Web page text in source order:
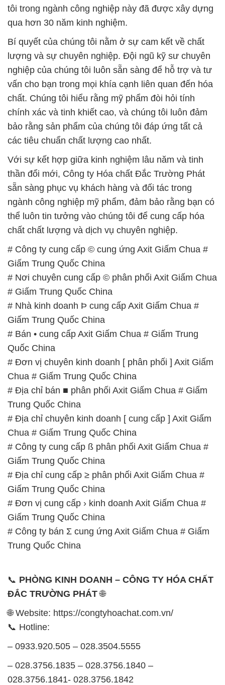
tôi trong ngành công nghiệp này đã được xây dựng
qua hơn 30 năm kinh nghiệm.
Bí quyết của chúng tôi nằm ở sự cam kết về chất
lượng và sự chuyên nghiệp. Đội ngũ kỹ sư chuyên
nghiệp của chúng tôi luôn sẵn sàng để hỗ trợ và tư
vấn cho bạn trong mọi khía cạnh liên quan đến hóa
chất. Chúng tôi hiểu rằng mỹ phẩm đòi hỏi tính
chính xác và tinh khiết cao, và chúng tôi luôn đảm
bảo rằng sản phẩm của chúng tôi đáp ứng tất cả
các tiêu chuẩn chất lượng cao nhất.
Với sự kết hợp giữa kinh nghiệm lâu năm và tinh
thần đổi mới, Công ty Hóa chất Đắc Trường Phát
sẵn sàng phục vụ khách hàng và đối tác trong
ngành công nghiệp mỹ phẩm, đảm bảo rằng bạn có
thể luôn tin tưởng vào chúng tôi để cung cấp hóa
chất chất lượng và dịch vụ chuyên nghiệp.
# Công ty cung cấp © cung ứng Axit Giấm Chua #
Giấm Trung Quốc China
# Nơi chuyên cung cấp © phân phối Axit Giấm Chua
# Giấm Trung Quốc China
# Nhà kinh doanh Þ cung cấp Axit Giấm Chua #
Giấm Trung Quốc China
# Bán • cung cấp Axit Giấm Chua # Giấm Trung
Quốc China
# Đơn vị chuyên kinh doanh [ phân phối ] Axit Giấm
Chua # Giấm Trung Quốc China
# Địa chỉ bán ■ phân phối Axit Giấm Chua # Giấm
Trung Quốc China
# Địa chỉ chuyên kinh doanh [ cung cấp ] Axit Giấm
Chua # Giấm Trung Quốc China
# Công ty cung cấp ß phân phối Axit Giấm Chua #
Giấm Trung Quốc China
# Địa chỉ cung cấp ≥ phân phối Axit Giấm Chua #
Giấm Trung Quốc China
# Đơn vị cung cấp › kinh doanh Axit Giấm Chua #
Giấm Trung Quốc China
# Công ty bán Σ cung ứng Axit Giấm Chua # Giấm
Trung Quốc China
📞 PHÒNG KINH DOANH – CÔNG TY HÓA CHẤT
ĐẮC TRƯỜNG PHÁT🌐
🌐 Website: https://congtyhoachat.com.vn/
📞 Hotline:
– 0933.920.505 – 028.3504.5555
– 028.3756.1835 – 028.3756.1840 –
028.3756.1841- 028.3756.1842